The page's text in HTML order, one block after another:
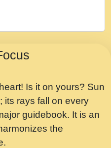
Shyam Ho.mp3
रठ हर क मनन न आय
ji maharaj.mp3
प्रेरणा -Swami
Special Shyam
Is it on yours? Sun
its rays fall on every
guidebook. It is an
the